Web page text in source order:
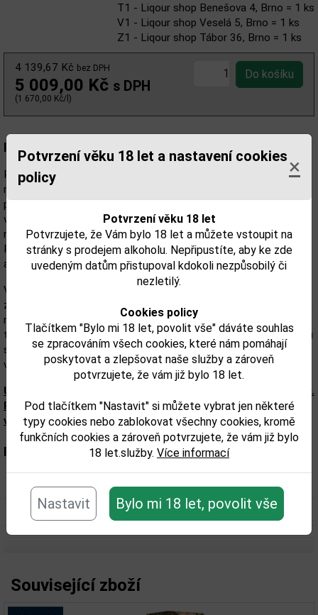
Potvrzení věku 18 let a nastavení cookies
policy
×
Potvrzení věku 18 let
Potvrzujete, že Vám bylo 18 let a můžete vstoupit na
stránky s prodejem alkoholu. Nepřipustíte, aby ke zde
uvedeným datům přistupoval kdokoli nezpůsobilý či
nezletilý.
Cookies policy
Tlačítkem "Bylo mi 18 let, povolit vše" dáváte souhlas
se zpracováním všech cookies, které nám pomáhají
poskytovat a zlepšovat naše služby a zároveň
potvrzujete, že vám již bylo 18 let.
Pod tlačítkem "Nastavit" si můžete vybrat jen některé
typy cookies nebo zablokovat všechny cookies, kromě
funkčních cookies a zároveň potvrzujete, že vám již bylo
18 let.služby. Více informací
Nastavit Bylo mi 18 let, povolit vše
T1 - Liqour shop Benešova 4, Brno = 1 ks
V1 - Liqour shop Veselá 5, Brno = 1 ks
Z1 - Liqour shop Tábor 36, Brno = 1 ks
4 139,67 Kč bez DPH
5 009,00 Kč s DPH
(1 670,00 Kč/l)
Popis:
Planteray XO 20th Anniversary (dříve Plantation XO) je výjimečný
rum pocházející z Barbadosu, který vznikl jako pocta dlouholeté
práci mistra blendera Alexandra Gabriela. Jedná se o pečlivě
vybraný blend rumů zrajících v tropickém klimatu Karibiku a
následně dozrávajících ve Francii v dubových sudech po koňaku.
Právě tento proces dodává rumu jeho charakteristickou jemnost
a komplexnost.
Vůně je elegantní a harmonická, s výraznými tóny vanilky, kokosu,
zralého banánu a karamelu, doplněnými o jemné dřevité a kořenité
nuansy. Chuť je plná, hladká a dokonale vyvážená – sladké ovocné
tóny se postupně rozvíjejí do krémového, mírně kořenitého závěru
s dlouhou dochutí. Tento profil dělá z XO 20th Anniversary ideální
volbu pro milovníky prémiových karibských rumů.
Upozorňujeme, že tento produkt může obsahovat alergeny.
Přesné složení a alergeny jsou k dispozici na obalu
výrobku. Zkontrolujte prosím před konzumací.
Parametry:
Obsah alkoholu obj. %: 40
Objem obalu (L): 3
Související zboží